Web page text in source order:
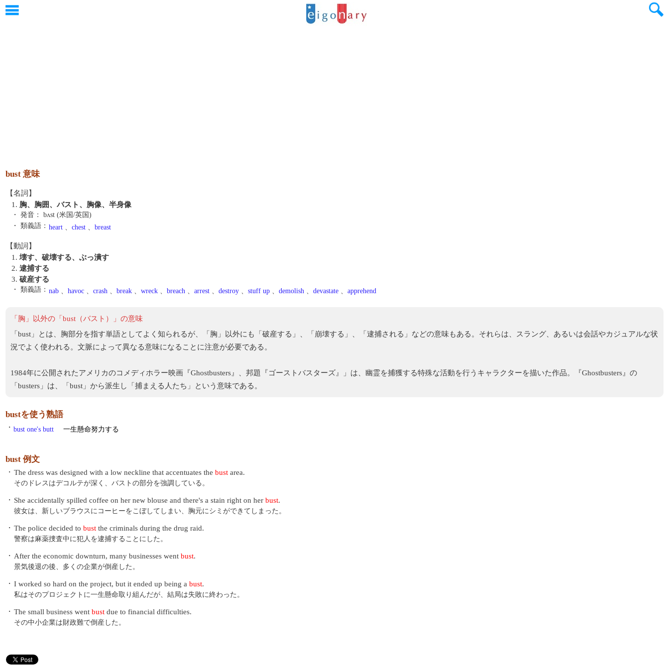
bust 意味
【名詞】
1. 胸、胸囲、バスト、胸像、半身像
・ 発音：
bʌst (米国/英国)
・ 類義語： heart 、 chest 、 breast
【動詞】
1. 壊す、破壊する、ぶっ潰す
2. 逮捕する
3. 破産する
・ 類義語： nab 、 havoc 、 crash 、 break 、 wreck 、 breach 、 arrest 、 destroy 、 stuff up 、 demolish 、 devastate 、 apprehend
「胸」以外の「bust（バスト）」の意味
「bust」とは、胸部分を指す単語としてよく知られるが、「胸」以外にも「破産する」、「崩壊する」、「逮捕される」などの意味もある。それらは、スラング、あるいは会話やカジュアルな状
況でよく使われる。文脈によって異なる意味になることに注意が必要である。
1984年に公開されたアメリカのコメディホラー映画『Ghostbusters』、邦題『ゴーストバスターズ』」は、幽霊を捕獲する特殊な活動を行うキャラクターを描いた作品。『Ghostbusters』の
「busters」は、「bust」から派生し「捕まえる人たち」という意味である。
bustを使う熟語
・ bust one's butt 一生懸命努力する
bust 例文
・ The dress was designed with a low neckline that accentuates the bust area.
そのドレスはデコルテが深く、バストの部分を強調している。
・ She accidentally spilled coffee on her new blouse and there's a stain right on her bust.
彼女は、新しいブラウスにコーヒーをこぼしてしまい、胸元にシミができてしまった。
・ The police decided to bust the criminals during the drug raid.
警察は麻薬捜査中に犯人を逮捕することにした。
・ After the economic downturn, many businesses went bust.
景気後退の後、多くの企業が倒産した。
・ I worked so hard on the project, but it ended up being a bust.
私はそのプロジェクトに一生懸命取り組んだが、結局は失敗に終わった。
・ The small business went bust due to financial difficulties.
その中小企業は財政難で倒産した。